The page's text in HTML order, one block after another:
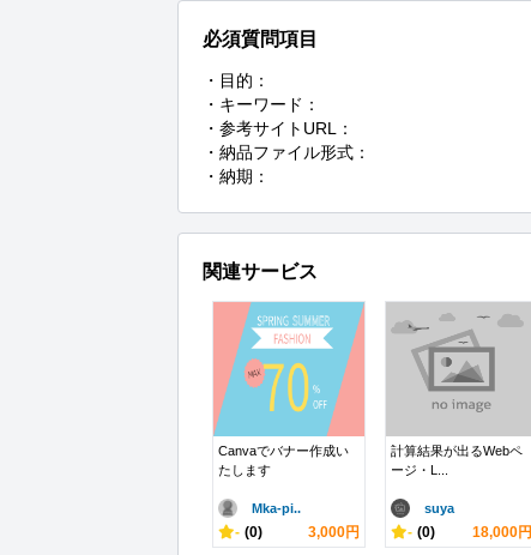
必須質問項目
・目的：
・キーワード：
・参考サイトURL：
・納品ファイル形式：
・納期：
関連サービス
Canvaでバナー作成い
たします
Mka-pi..
- (0) 3,000円
計算結果が出るWebペ
ージ・L...
suya
- (0) 18,000円